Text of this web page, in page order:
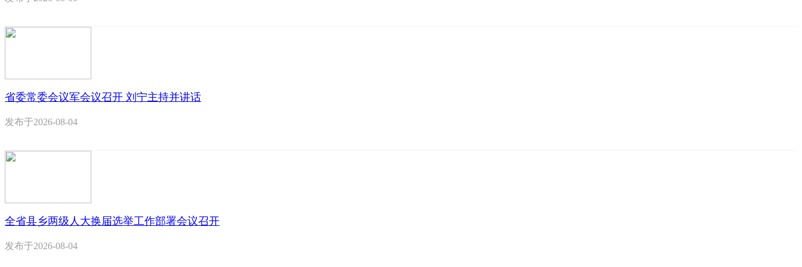
省委常委会议军会议召开 刘宁主持并讲话
发布于2026-08-04
全省县乡两级人大换届选举工作部署会议召开
发布于2026-08-04